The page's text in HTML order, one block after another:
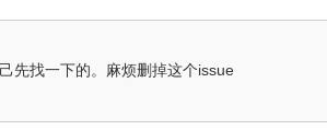
先找一下的。麻烦删掉这个issue